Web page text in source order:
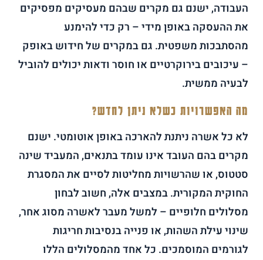
העבודה, ישנם גם מקרים שבהם מעסיקים מפסיקים
את ההעסקה באופן מידי – רק כדי להימנע
מהסתבכות משפטית. גם במקרים של חידוש באופק
– עיכובים בירוקרטיים או חוסר ודאות יכולים להוביל
לבעיה ממשית.
מה האפשרויות כשלא ניתן לחדש?
לא כל אשרה ניתנת להארכה באופן אוטומטי. ישנם
מקרים בהם העובד אינו עומד בתנאים, המעביד שינה
סטטוס, או שהרשויות מחליטות לסיים את המסגרת
החוקית המקורית. במצבים אלה, חשוב לבחון
מסלולים חלופיים – למשל מעבר לאשרה מסוג אחר,
שינוי עילת השהות, או פנייה בנסיבות חריגות
לגורמים המוסמכים. כל אחד מהמסלולים הללו